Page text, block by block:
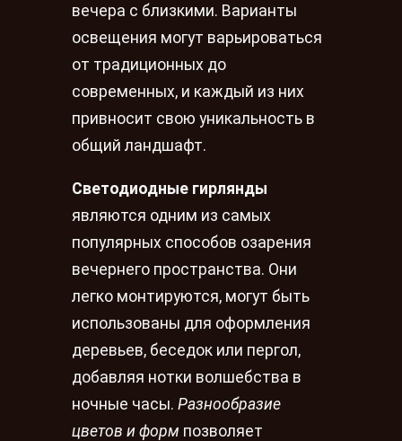
вечера с близкими. Варианты
освещения могут варьироваться
от традиционных до
современных, и каждый из них
привносит свою уникальность в
общий ландшафт.
Светодиодные гирлянды
являются одним из самых
популярных способов озарения
вечернего пространства. Они
легко монтируются, могут быть
использованы для оформления
деревьев, беседок или пергол,
добавляя нотки волшебства в
ночные часы. Разнообразие
цветов и форм позволяет